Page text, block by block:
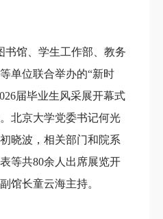
书馆、学生工作部、教务
单位联合举办的“新时
届毕业生风采展开幕式
北京大学党委书记何光
晓波，相关部门和院系
等共80余人出席展览开
馆长童云海主持。